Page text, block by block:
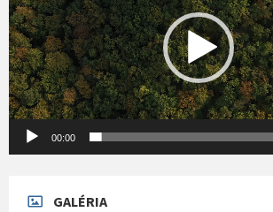
00:00
GALÉRIA